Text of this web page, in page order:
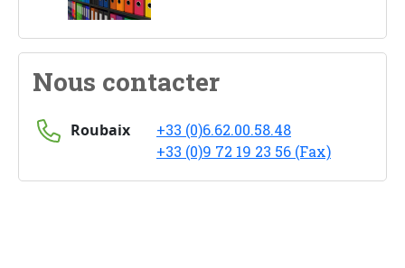
Nous contacter
Roubaix
+33 (0)6.62.00.58.48
+33 (0)9 72 19 23 56 (Fax)